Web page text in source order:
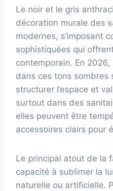
Le noir et le gris
décoration murale des
modernes, s’imposant
sophistiquées qui
contemporain. En
dans ces tons sombres
structurer l’espace et
surtout dans des
elles peuvent être
accessoires clairs pour
Le principal atout de la
capacité à sublimer la
naturelle ou artificielle.